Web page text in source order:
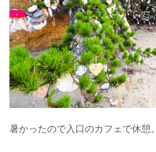
暑かったので入口のカフェで休憩。